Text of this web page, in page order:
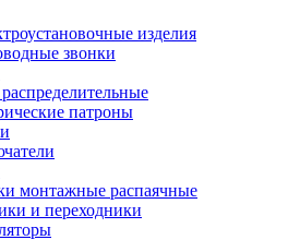
изделия
звонки
патроны
монтажные распаячные
и переходники